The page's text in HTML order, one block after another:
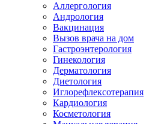
Аллергология
Андрология
Вакцинация
Вызов врача на дом
Гастроэнтерология
Гинекология
Дерматология
Диетология
Иглорефлексотерапия
Кардиология
Косметология